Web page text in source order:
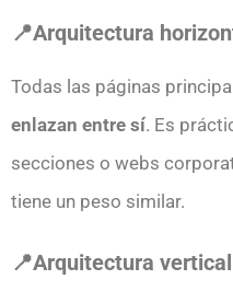
📍Arquitectura
Todas las páginas
enlazan entre sí. Es
secciones o webs
tiene un peso similar.
📍Arquitectura vertical